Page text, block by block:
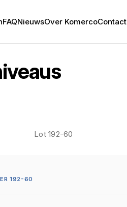
FAQNieuwsOver KomercoContact
Lot 192-60
192-60